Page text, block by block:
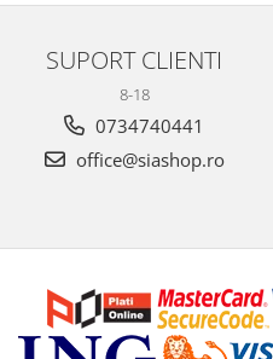
SUPORT CLIENTI
8-18
0734740441
office@siashop.ro